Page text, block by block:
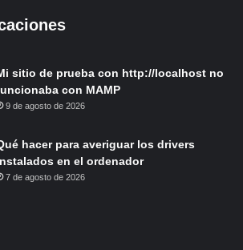
sitio de prueba con http://localhost no
con MAMP
9 de agosto de 2026
hacer para averiguar los drivers
en el ordenador
7 de agosto de 2026